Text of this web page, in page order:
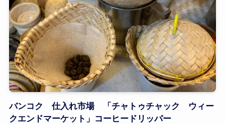
バンコク 仕入れ市場 「チャトゥチャック ウィー
クエンドマーケット」コーヒードリッパー